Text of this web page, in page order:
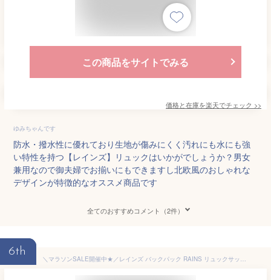
この商品をサイトでみる
価格と在庫を楽天でチェック >>
ゆみちゃんです
防水・撥水性に優れており生地が傷みにくく汚れにも水にも強
い特性を持つ【レインズ】リュックはいかがでしょうか？男女
兼用なので御夫婦でお揃いにもできますし北欧風のおしゃれな
デザインが特徴的なオススメ商品です
全てのおすすめコメント（2件）
6th
＼マラソンSALE開催中★／レインズ バックパック RAINS リュックサックラージ メンズ レディース ブラック 黒 ネイビー ブラウン RUCKSACK LARGE 13630 ユニセックス 13L カバン リュック ブランド シンプル ロゴ カジュアル 通勤 通学 プレゼント 防水 雨 梅雨